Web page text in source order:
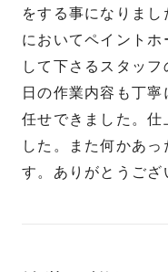
をする事になりま
においてペイント
して下さるスタッ
日の作業内容も丁
任せできました。仕
した。また何かあ
す。ありがとうござ